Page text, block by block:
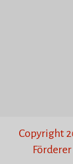
Copyright